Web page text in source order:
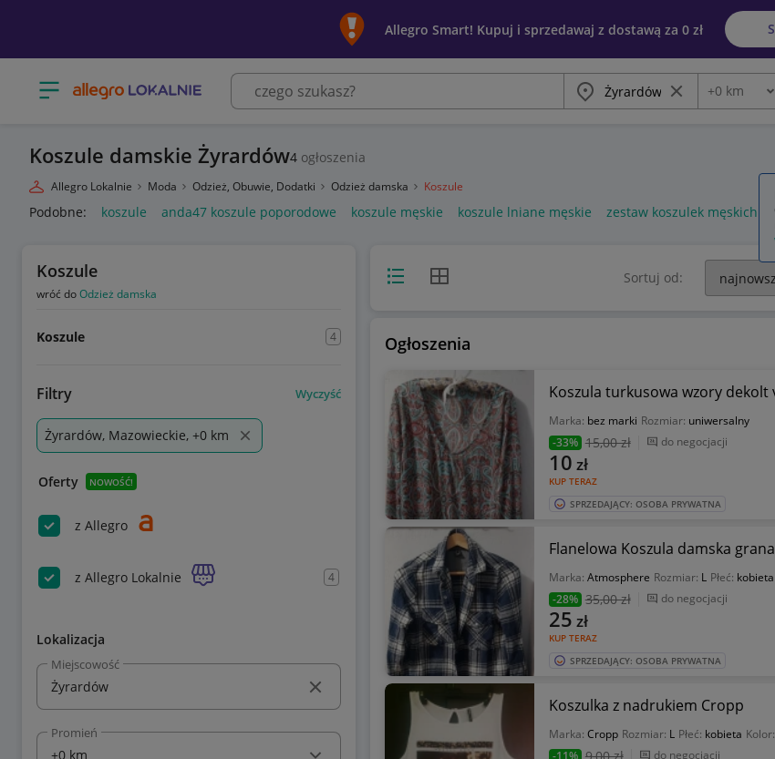
Allegro Smart! Kupuj i sprzedawaj z dostawą za 0 zł
Otwórz menu z kategoriami Miasto Wyczyść frazę
Odległość
+0 km
Koszule damskie Żyrardów4 ogłoszenia
Allegro Lokalnie Moda Odzież, Obuwie, Dodatki Odzież damska Koszule
Podobne: koszule anda47 koszule poporodowe koszule męskie koszule lniane męskie zestaw koszulek męskich
Koszule
wróć doOdzież damska
Koszule 4
Filtry Wyczyść
Żyrardów, Mazowieckie, +0 km
Oferty NOWOŚĆ!
z Allegro
z Allegro Lokalnie 4
Lokalizacja
Miejscowość
Promień
Widok listyWidok siatki Sortuj od:
Ogłoszenia
Koszula turkusowa wzory dekolt
Marka: bez marki Rozmiar: uniwersalny
-33% 15,00 zł do negocjacji
KUP TERAZ
10 zł
SPRZEDAJĄCY: OSOBA PRYWATNA
Flanelowa Koszula damska
Marka: Atmosphere Rozmiar: L Płeć: kobieta
-28% 35,00 zł do negocjacji
KUP TERAZ
25 zł
SPRZEDAJĄCY: OSOBA PRYWATNA
Koszulka z nadrukiem Cropp
Marka: Cropp Rozmiar: L Płeć: kobieta Kolor:
-11%
do negocjacji